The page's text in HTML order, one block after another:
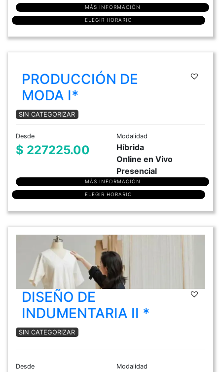
MÁS INFORMACIÓN
ELEGIR HORARIO
PRODUCCIÓN DE
MODA I*
SIN CATEGORIZAR
Desde
$ 227225.00
Modalidad
Híbrida
Online en Vivo
Presencial
MÁS INFORMACIÓN
ELEGIR HORARIO
DISEÑO DE
INDUMENTARIA II *
SIN CATEGORIZAR
Desde Modalidad